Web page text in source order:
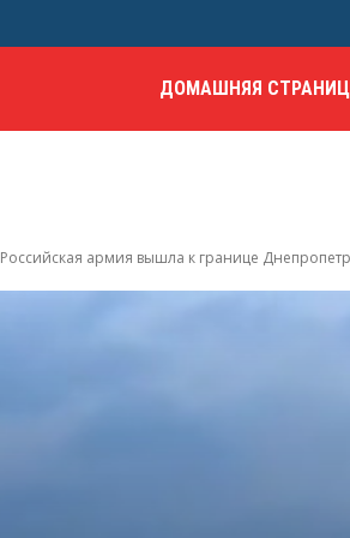
ДОМАШНЯЯ
Российская армия вышла к границе